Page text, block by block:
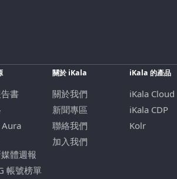
書
體週報
帳號榜單
關於 iKala
關於我們
新聞專區
聯絡我們
加入我們
iKala 的產品
iKala Cloud
iKala CDP
Kolr